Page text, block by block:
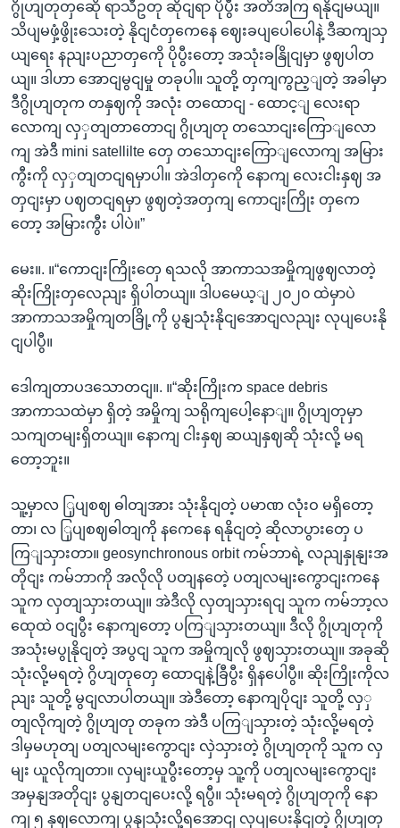
ဂွိုဟျတုတှဆေို ရာသီဥတု ဆိုငျရာ ပိုပွီး အတိအကြ ရနိုငျမယျ။
သိပျမဖှံ့ဖွိုးသေးတဲ့ နိုငျငံတှကေနေ ဈေးခပျပေါပေါနဲ့ ဒီဆကျသှ
ယျရေး နညျးပညာတှကေို ပိုပွီးတော့ အသုံးခနြိုငျမှာ ဖွဈပါတ
ယျ။ ဒါဟာ အောငျမွငျမှု တခုပါ။ သူတို့ တှကျကွည့ျတဲ့ အခါမှာ
ဒီဂွိုဟျတုက တနှဈကို အလုံး တထောငျ - ထောင့ျ လေးရာ
လောကျ လှှတျတာတောငျ ဂွိုဟျတု တသောငျးကြောျလော
ကျ အဲဒီ mini satellilte တှေ တသောငျးကြောျလောကျ အမြား
ကွီးကို လှှတျတငျရမှာပါ။ အဲဒါတှကေို နောကျ လေးငါးနှဈ အ
တှငျးမှာ ပဈတငျရမှာ ဖွဈတဲ့အတှကျ ကောငျးကြိုး တှကေ
တော့ အမြားကွီး ပါပဲ။”
မေး။. ။“ကောငျးကြိုးတှေ ရသလို အာကာသအမှိုကျဖွဈလာတဲ့
ဆိုးကြိုးတှလေညျး ရှိပါတယျ။ ဒါပမေယ့ျ ၂၀၂၀ ထဲမှာပဲ
အာကာသအမှိုကျတခြို့ကို ပွနျသုံးနိုငျအောငျလညျး လုပျပေးနို
ငျပါပွီ။
ဒေါကျတာပဒသောတငျ။. ။“ဆိုးကြိုးက space debris
အာကာသထဲမှာ ရှိတဲ့ အမှိုကျ သရိုကျပေါ့နောျ။ ဂွိုဟျတုမှာ
သကျတမျးရှိတယျ။ နောကျ ငါးနှဈ ဆယျနှဈဆို သုံးလို့ မရ
တော့ဘူး။
သူ့မှာလ ြှပျစဈ ဓါတျအား သုံးနိုငျတဲ့ ပမာဏ လုံးဝ မရှိတော့
တာ၊ လ ြှပျစဈဓါတျကို နကေနေ ရနိုငျတဲ့ ဆိုလာပွားတှေ ပ
ကြျသှားတာ။ geosynchronous orbit ကမ်ဘာရဲ့ လညျနှုနျးအ
တိုငျး ကမ်ဘာကို အလိုလို ပတျနတေဲ့ ပတျလမျးကွောငျးကနေ
သူက လှတျသှားတယျ။ အဲဒီလို လှတျသှားရငျ သူက ကမ်ဘာ့လ
ထေုထဲ ဝငျပွီး နောကျတော့ ပကြျသှားတယျ။ ဒီလို ဂွိုဟျတုကို
အသုံးမပွုနိုငျတဲ့ အပွငျ သူက အမှိုကျလို ဖွဈသှားတယျ။ အခုဆို
သုံးလို့မရတဲ့ ဂွိဟျတုတှေ ထောငျနဲ့ခြီပွီး ရှိနပေါပွီ။ ဆိုးကြိုးကိုလ
ညျး သူတို့ မွငျလာပါတယျ။ အဲဒီတော့ နောကျပိုငျး သူတို့ လှှ
တျလိုကျတဲ့ ဂွိုဟျတု တခုက အဲဒီ ပကြျသှားတဲ့ သုံးလို့မရတဲ့
ဒါမှမဟုတျ ပတျလမျးကွောငျး လှဲသှားတဲ့ ဂွိုဟျတုကို သူက လှ
မျး ယူလိုကျတာ။ လှမျးယူပွီးတော့မှ သူ့ကို ပတျလမျးကွောငျး
အမှနျအတိုငျး ပွနျတငျပေးလို့ ရပွီ။ သုံးမရတဲ့ ဂွိုဟျတုကို နော
ကျ ၅ နှဈလောကျ ပွနျသုံးလို့ရအောငျ လုပျပေးနိုငျတဲ့ ဂွိုဟျတု